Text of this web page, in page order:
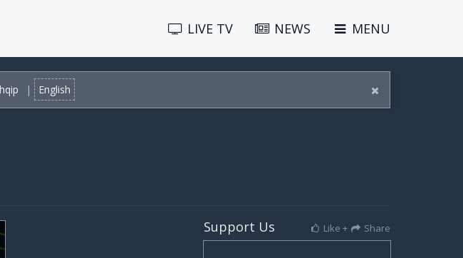
LIVE TV NEWS MENU
| English
Support Us Like + Share